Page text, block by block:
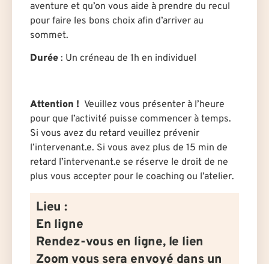
aventure et qu’on vous aide à prendre du recul
pour faire les bons choix afin d’arriver au
sommet.
Durée : Un créneau de 1h en individuel
Attention ! Veuillez vous présenter à l’heure
pour que l’activité puisse commencer à temps.
Si vous avez du retard veuillez prévenir
l’intervenant.e. Si vous avez plus de 15 min de
retard l’intervenant.e se réserve le droit de ne
plus vous accepter pour le coaching ou l’atelier.
Lieu :
En ligne
Rendez-vous en ligne, le lien
Zoom vous sera envoyé dans un